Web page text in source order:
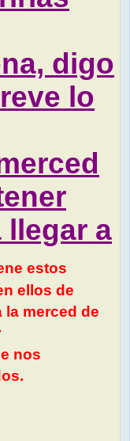
digo
lo
llegar a
estos
ellos de
la merced de
nos